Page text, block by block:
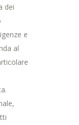
dei
e
al